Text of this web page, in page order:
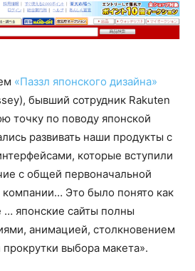
«Паззл японского дизайна»
бывший сотрудник Rakuten
точку по поводу японской
развивать наши продукты с
которые вступили
с общей первоначальной
Это было понято как
… японские сайты полны
анимацией, столкновением
выбора макета».